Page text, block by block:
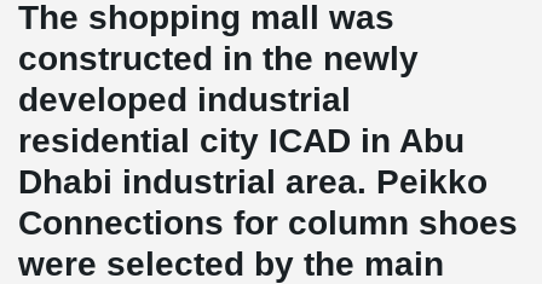
The shopping mall was
constructed in the newly
developed industrial
residential city ICAD in Abu
Dhabi industrial area. Peikko
Connections for column shoes
were selected by the main